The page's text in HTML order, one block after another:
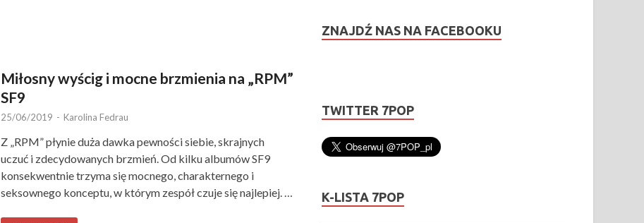
Miłosny wyścig i mocne brzmienia na „RPM”
SF9
25/06/2019 - Karolina Fedrau
Z „RPM” płynie duża dawka pewności siebie, skrajnych
uczuć i zdecydowanych brzmień. Od kilku albumów SF9
konsekwentnie trzyma się mocnego, charakternego i
seksownego konceptu, w którym zespół czuje się najlepiej. …
ZNAJDŹ NAS NA FACEBOOKU
TWITTER 7POP
K-LISTA 7POP